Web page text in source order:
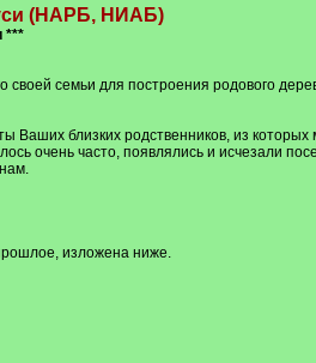
(НАРБ, НИАБ)
***
семьи для построения родового
Ваших близких родственников, из которых
очень часто, появлялись и исчезали
изложена ниже.